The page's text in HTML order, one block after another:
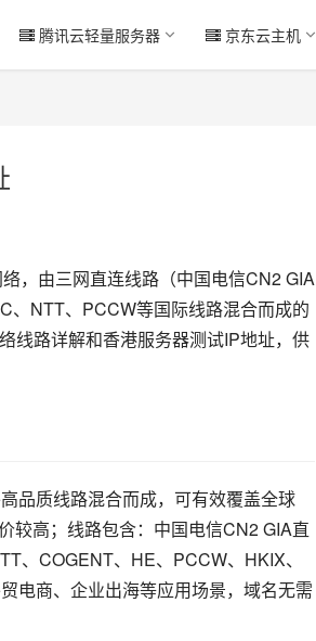
腾讯云轻量服务器 京东云主机
，由三网直连线路（中国电信CN2 GIA
、NTT、PCCW等国际线路混合而成的
线路详解和香港服务器测试IP地址，供
品质线路混合而成，可有效覆盖全球
较高；线路包含：中国电信CN2 GIA直
、COGENT、HE、PCCW、HKIX、
电商、企业出海等应用场景，域名无需